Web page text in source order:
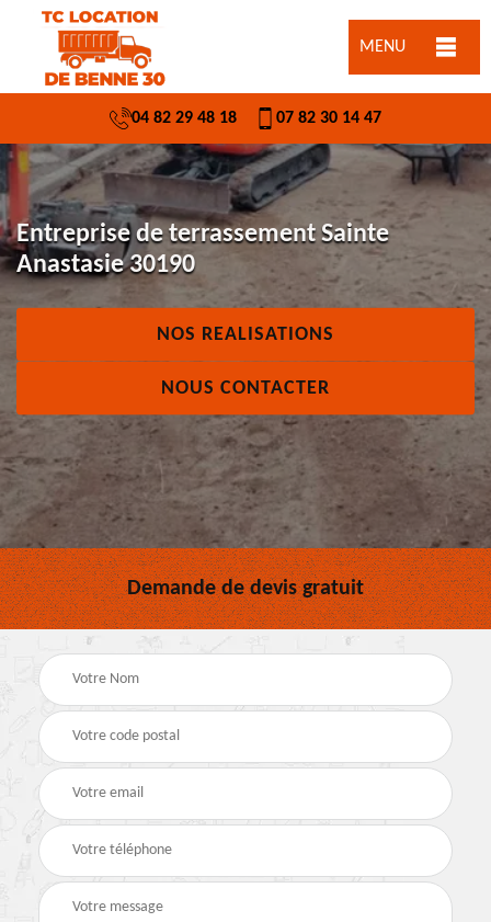
MENU
04 82 29 48 18 07 82 30 14 47
Entreprise de terrassement Sainte
Anastasie 30190
NOS REALISATIONS
NOUS CONTACTER
Demande de devis gratuit